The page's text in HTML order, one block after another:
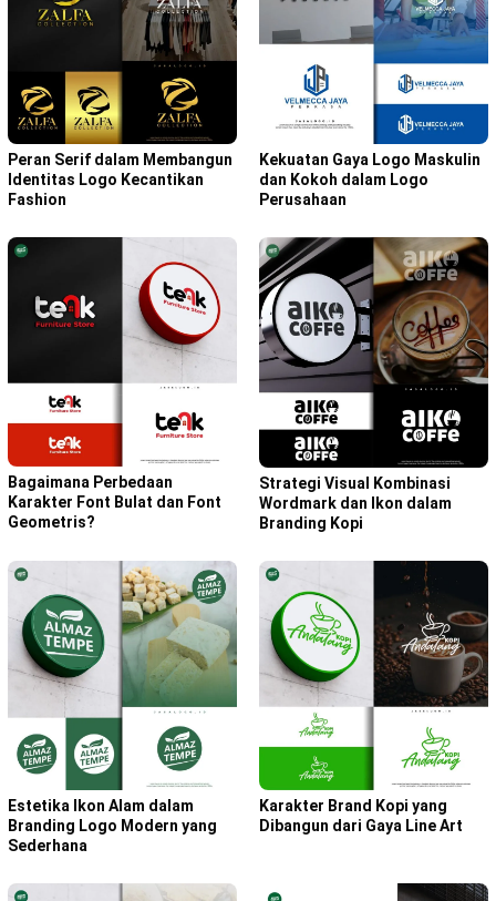
Peran Serif dalam Membangun
Identitas Logo Kecantikan
Fashion
Kekuatan Gaya Logo Maskulin
dan Kokoh dalam Logo
Perusahaan
Bagaimana Perbedaan
Karakter Font Bulat dan Font
Geometris?
Strategi Visual Kombinasi
Wordmark dan Ikon dalam
Branding Kopi
Estetika Ikon Alam dalam
Branding Logo Modern yang
Sederhana
Karakter Brand Kopi yang
Dibangun dari Gaya Line Art